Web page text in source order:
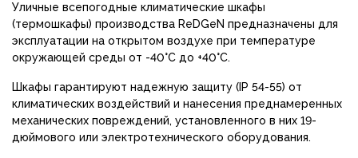
Уличные всепогодные климатические шкафы
(термошкафы) производства ReDGeN предназначены для
эксплуатации на открытом воздухе при температуре
окружающей среды от -40°С до +40°С.
Шкафы гарантируют надежную защиту (IP 54-55) от
климатических воздействий и нанесения преднамеренных
механических повреждений, установленного в них 19-
дюймового или электротехнического оборудования.